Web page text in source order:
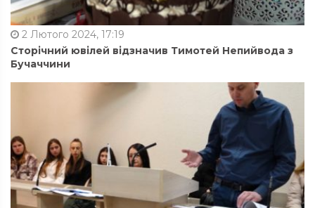
2 Лютого 2024, 17:19
Сторічний ювілей відзначив Тимотей Непийвода з
Бучаччини